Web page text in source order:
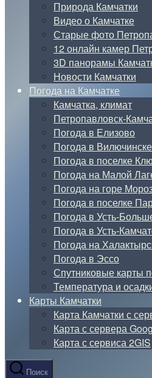
Природа Камчатки
Видео о Камчатке
Старые фото
12 онлайн камер
3D панорамы
Новости Камчатки
Погода на Камчатке
Камчатка, климат
Петропавловск-
Погода в Елизово
Погода в Вилючинске
Погода в поселке
Погода на Малой
Погода на горе
Погода в поселке
Погода в Усть-
Погода в Усть-
Погода на
Погода в Эссо
Спутниковые карты
Температура и
Карты Камчатки
Карта Камчатки с
Карта с сервера
Карта с сервиса 2GIS
Поиск